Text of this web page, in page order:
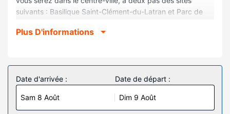
suivants : Basilique Saint-Clément-du-Latran et Parc de
et à 1 km de Domus aurea.
Les 161 chambres de l'hébergement vous invitent à la
détente et comprennent un minibar. L'accès Wi-Fi à
Internet gratuit vous permet de rester en contact avec le
reste du monde et votre divertissement est assuré par des
chaînes par satellite. Une salle de bain privée avec une
Plus D'informations
Date d'arrivée :
Sam 8 Août
Date de départ :
Dim 9 Août